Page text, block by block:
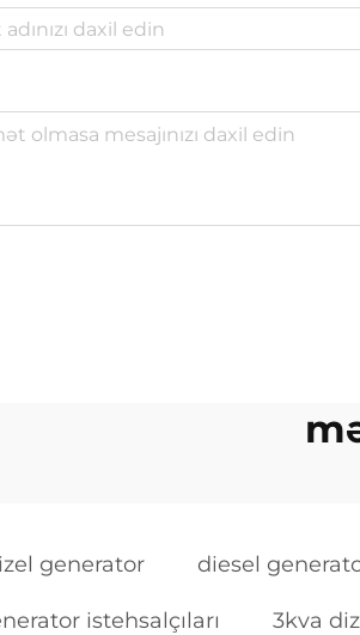
generator diesel
istehsalçıları 3kva